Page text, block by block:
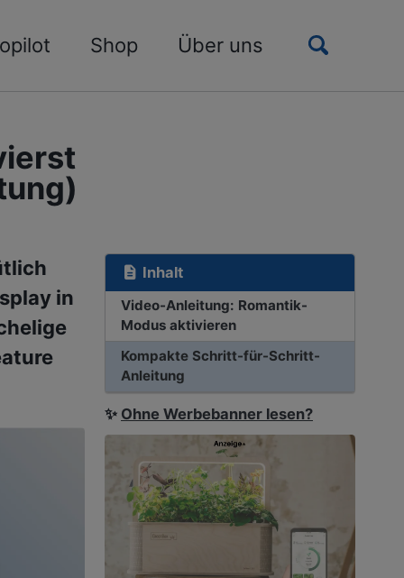
Shop Über uns
Toggle
Inhalt
Video-Anleitung: Romantik-
Modus aktivieren
Kompakte Schritt-für-Schritt-
Anleitung
✨ Ohne Werbebanner lesen?
in